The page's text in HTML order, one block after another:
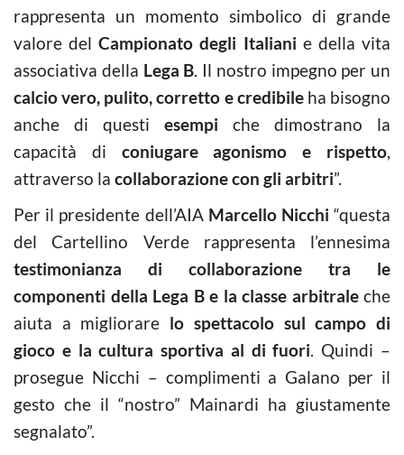
rappresenta un momento simbolico di grande
valore delCampionato degli Italiani e della vita
associativa della Lega B. Il nostro impegno per un
calcio vero, pulito, corretto e credibileha bisogno
anche di questi esempi che dimostrano la
capacità di coniugare agonismo e rispetto,
attraverso la collaborazione con gli arbitri”.
Per il presidente dell’AIA Marcello Nicchi “questa
del Cartellino Verde rappresenta l’ennesima
testimonianza di collaborazione
tra le
componenti della Lega B e la classe arbitraleche
aiuta a migliorare lo spettacolo sul campo di
gioco e la cultura sportiva al di fuori. Quindi –
prosegue Nicchi – complimenti a Galano per il
gesto che il “nostro” Mainardi ha giustamente
segnalato”.